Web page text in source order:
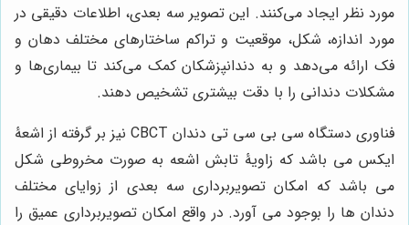
مورد نظر ایجاد می‌کنند. این تصویر سه بعدی، اطلاعات دقیقی در
مورد اندازه، شکل، موقعیت و تراکم ساختارهای مختلف دهان و
فک ارائه می‌دهد و به دندانپزشکان کمک می‌کند تا بیماری‌ها و
مشکلات دندانی را با دقت بیشتری تشخیص دهند.
فناوری دستگاه سی بی سی تی دندان CBCT نیز بر گرفته از اشعۀ
ایکس می باشد که زاویۀ تابش اشعه به صورت مخروطی شکل
می باشد که امکان تصویربرداری سه بعدی از زوایای مختلف
دندان ها را بوجود می آورد. در واقع امکان تصویربرداری عمیق را